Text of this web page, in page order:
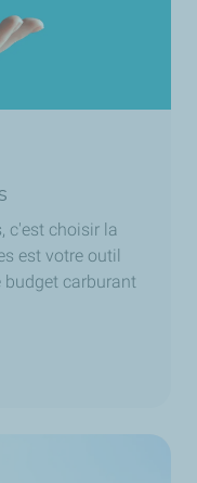
, c'est choisir la
est votre outil
budget carburant